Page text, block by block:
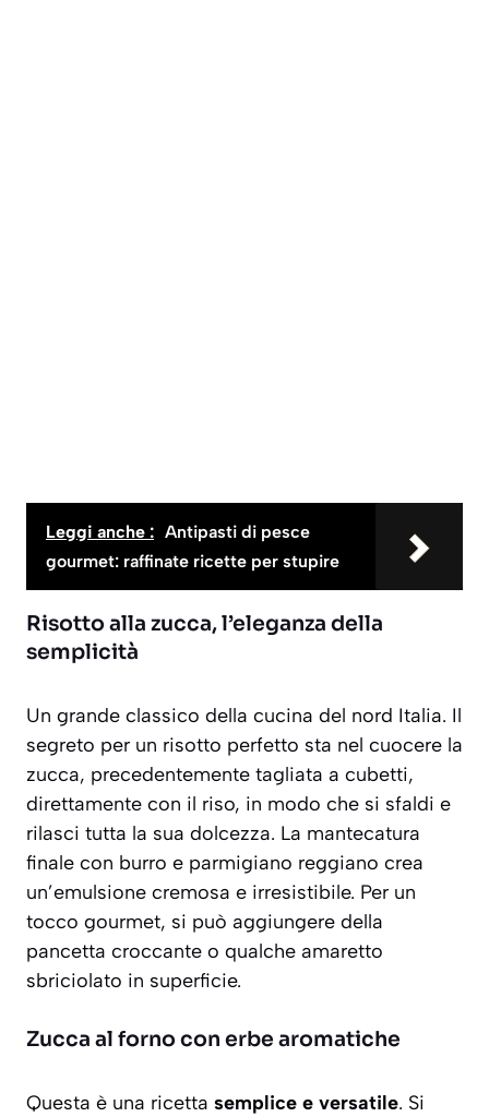
Leggi anche : Antipasti di pesce
gourmet: raffinate ricette per stupire
Risotto alla zucca, l’eleganza della
semplicità
Un grande classico della cucina del nord Italia. Il
segreto per un risotto perfetto sta nel cuocere la
zucca, precedentemente tagliata a cubetti,
direttamente con il riso, in modo che si sfaldi e
rilasci tutta la sua dolcezza. La mantecatura
finale con burro e parmigiano reggiano crea
un’emulsione cremosa e irresistibile. Per un
tocco gourmet, si può aggiungere della
pancetta croccante o qualche amaretto
sbriciolato in superficie.
Zucca al forno con erbe aromatiche
Questa è una ricetta semplice e versatile. Si